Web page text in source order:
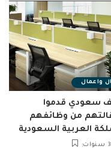
واعمال
الف سعودي قدموا
من وظائفهم
العربية السعودية